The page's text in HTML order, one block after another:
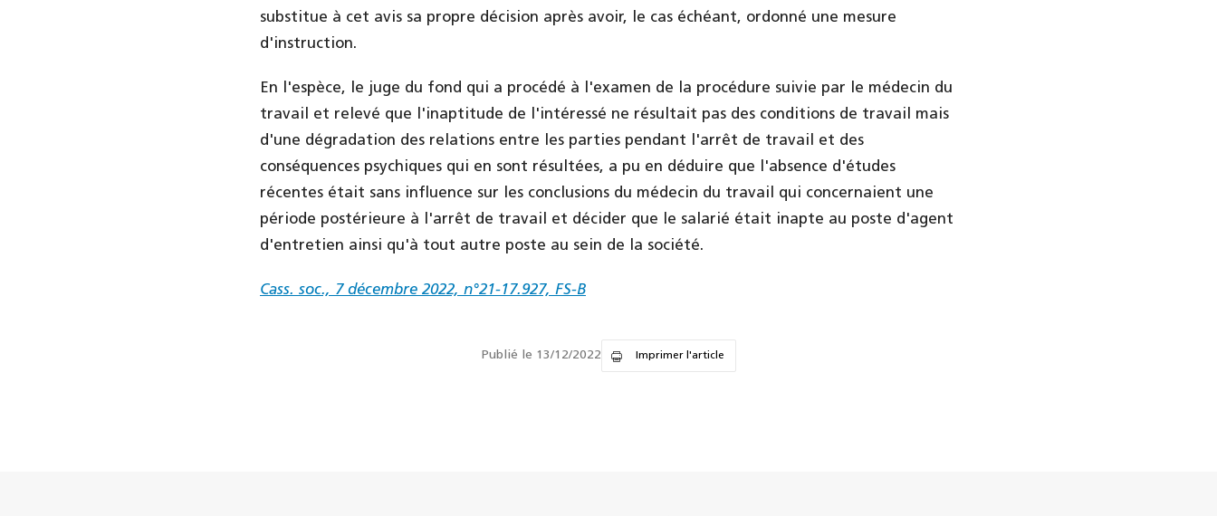
substitue à cet avis sa propre décision après avoir, le cas échéant, ordonné une mesure
d'instruction.
En l'espèce, le juge du fond qui a procédé à l'examen de la procédure suivie par le médecin du
travail et relevé que l'inaptitude de l'intéressé ne résultait pas des conditions de travail mais
d'une dégradation des relations entre les parties pendant l'arrêt de travail et des
conséquences psychiques qui en sont résultées, a pu en déduire que l'absence d'études
récentes était sans influence sur les conclusions du médecin du travail qui concernaient une
période postérieure à l'arrêt de travail et décider que le salarié était inapte au poste d'agent
d'entretien ainsi qu'à tout autre poste au sein de la société.
Cass. soc., 7 décembre 2022, n°21-17.927, FS-B
Publié le 13/12/2022 Imprimer l'article